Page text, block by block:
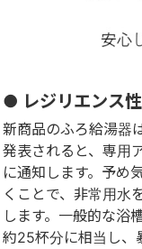
● レジリエンス
新商品のふろ給湯器
発表されると、専用
に通知します。予め
くことで、非常用水
します。一般的な浴
約25杯分に相当し、